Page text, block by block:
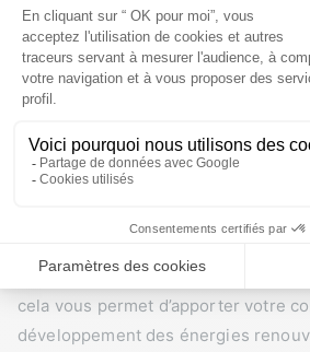
Le secteur renouvelable est
et offre diverse avantages.
issue de sources inépuisables,
renouvelable, elles émettent très
aucun gaz à effet de serre.
une option gagnante et surtout
cela vous permet d’apporter votre
développement des énergies